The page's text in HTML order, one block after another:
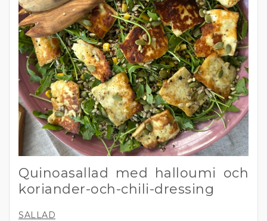
Quinoasallad med halloumi och
koriander-och-chili-dressing
SALLAD